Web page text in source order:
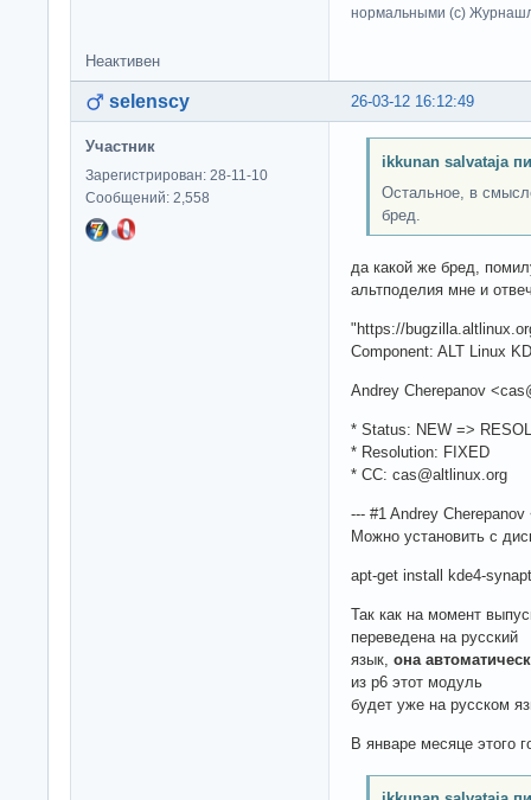
нормальными (c)
Неактивен
26-03-12 16:12:49
selenscy
Участник
Зарегистрирован: 28-11-10
Сообщений: 2,558
ikkunan salvataja
Остальное, в
бред.
да какой же бред,
альтподелия мне и
"https://
Component: ALT Linux
Andrey Cherepanov
* Status: NEW =>
* Resolution: FIXED
* CC: cas@altlinux.org
--- #1 Andrey
Можно установить с
apt-get install kde4-
Так как на момент
переведена на русский
язык, она
из p6 этот модуль
будет уже на русском
В январе месяце этого